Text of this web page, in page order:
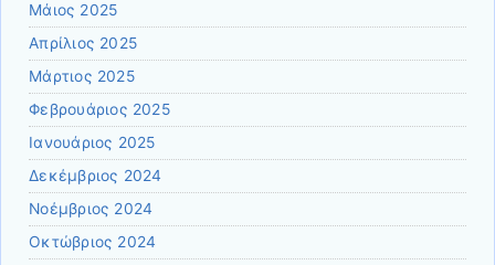
Μάιος 2025
Απρίλιος 2025
Μάρτιος 2025
Φεβρουάριος 2025
Ιανουάριος 2025
Δεκέμβριος 2024
Νοέμβριος 2024
Οκτώβριος 2024